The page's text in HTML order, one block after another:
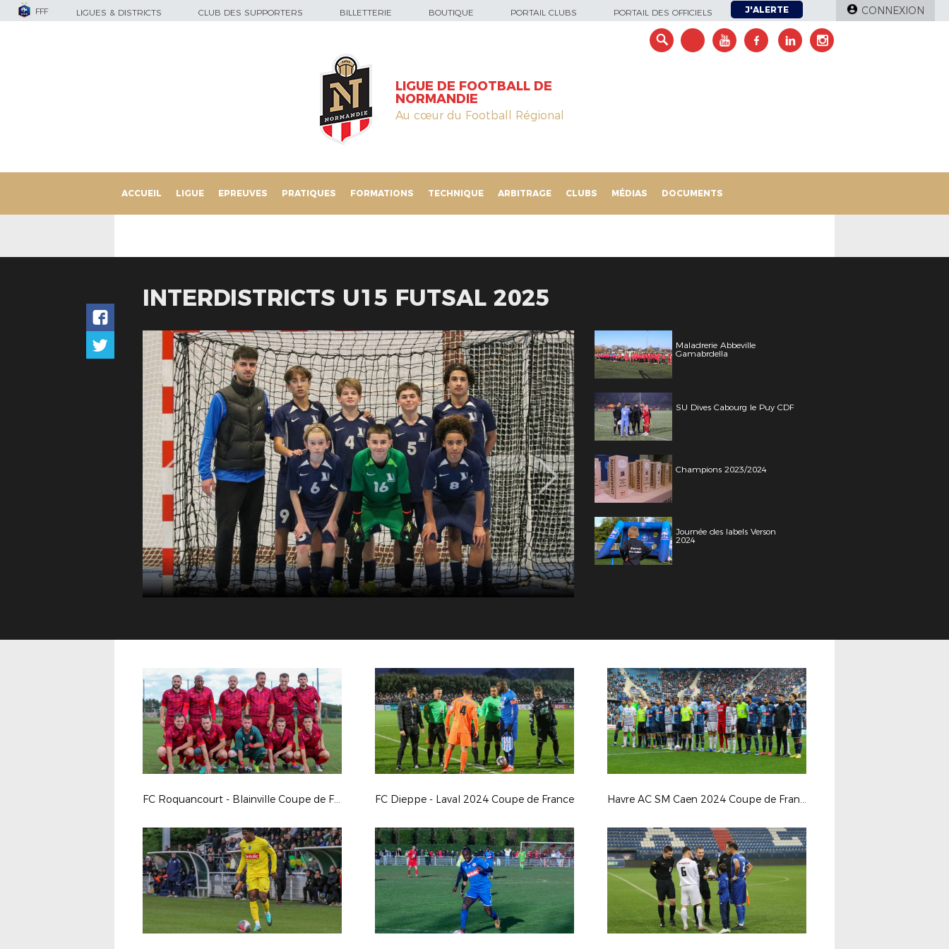
FFF LIGUES & DISTRICTS CLUB DES SUPPORTERS BILLETTERIE BOUTIQUE PORTAIL CLUBS PORTAIL DES OFFICIELS J'ALERTE CONNEXION
LIGUE DE FOOTBALL DE
NORMANDIE
Au cœur du Football Régional
ACCUEIL LIGUE EPREUVES PRATIQUES FORMATIONS TECHNIQUE ARBITRAGE CLUBS MÉDIAS DOCUMENTS
INTERDISTRICTS U15 FUTSAL 2025
Maladrerie Abbeville
Gamabrdella
SU Dives Cabourg le Puy CDF
Champions 2023/2024
Journée des labels Verson
2024
FC Roquancourt - Blainville Coupe de France 24/25 FC Dieppe - Laval 2024 Coupe de France Havre AC SM Caen 2024 Coupe de France